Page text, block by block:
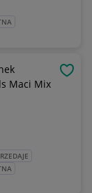
Maci Mix